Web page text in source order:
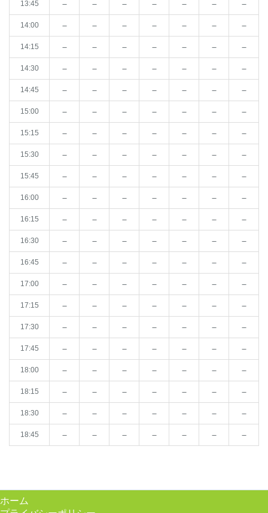
13:45 － － － － － － －
14:00 － － － － － － －
14:15 － － － － － － －
14:30 － － － － － － －
14:45 － － － － － － －
15:00 － － － － － － －
15:15 － － － － － － －
15:30 － － － － － － －
15:45 － － － － － － －
16:00 － － － － － － －
16:15 － － － － － － －
16:30 － － － － － － －
16:45 － － － － － － －
17:00 － － － － － － －
17:15 － － － － － － －
17:30 － － － － － － －
17:45 － － － － － － －
18:00 － － － － － － －
18:15 － － － － － － －
18:30 － － － － － － －
18:45 － － － － － － －
ホーム